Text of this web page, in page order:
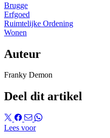
Brugge
Erfgoed
Ruimtelijke Ordening
Wonen
Auteur
Franky Demon
Deel dit artikel
Lees voor